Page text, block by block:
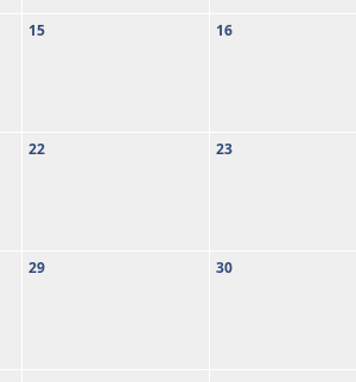
15 16
22 23
29 30